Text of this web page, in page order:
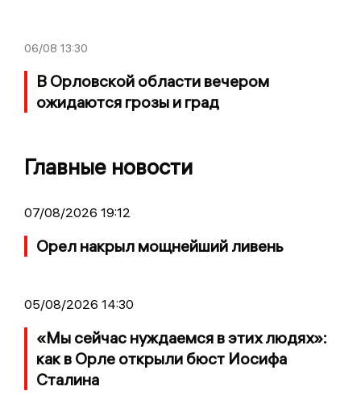
06/08 13:30
В Орловской области вечером
ожидаются грозы и град
Главные новости
07/08/2026 19:12
Орел накрыл мощнейший ливень
05/08/2026 14:30
«Мы сейчас нуждаемся в этих людях»:
как в Орле открыли бюст Иосифа
Сталина